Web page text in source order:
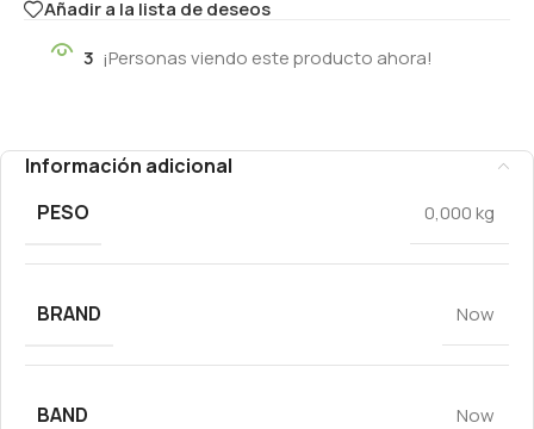
Añadir a la lista de deseos
3 ¡Personas viendo este producto ahora!
Información adicional
PESO
0,000 kg
BRAND Now
BAND Now